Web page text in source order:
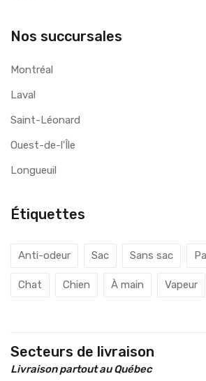
Nos succursales
Montréal
Laval
Saint-Léonard
Ouest-de-l'Île
Longueuil
Étiquettes
Anti-odeur Sac Sans sac
Chat Chien À main Vapeur
Secteurs de livraison
Livraison partout au Québec